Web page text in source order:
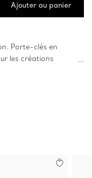
Ajouter au panier
Porte-clés en
les créations